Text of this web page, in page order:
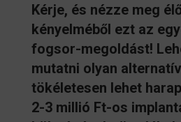
Kérje, és nézze meg
kényelméből ezt az
fogsor-megoldást!
mutatni olyan
tökéletesen lehet
2-3 millió Ft-os